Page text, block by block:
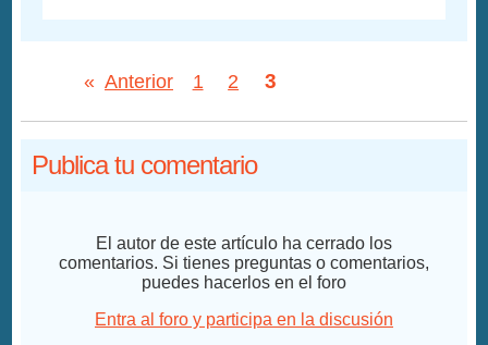
« Anterior 1 2 3
Publica tu comentario
El autor de este artículo ha cerrado los
comentarios. Si tienes preguntas o comentarios,
puedes hacerlos en el foro
Entra al foro y participa en la discusión